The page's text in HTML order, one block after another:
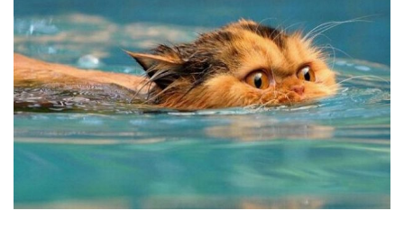
Полезное о курах
Другие птицы
Гуси
Индюки
Перепела
Утки